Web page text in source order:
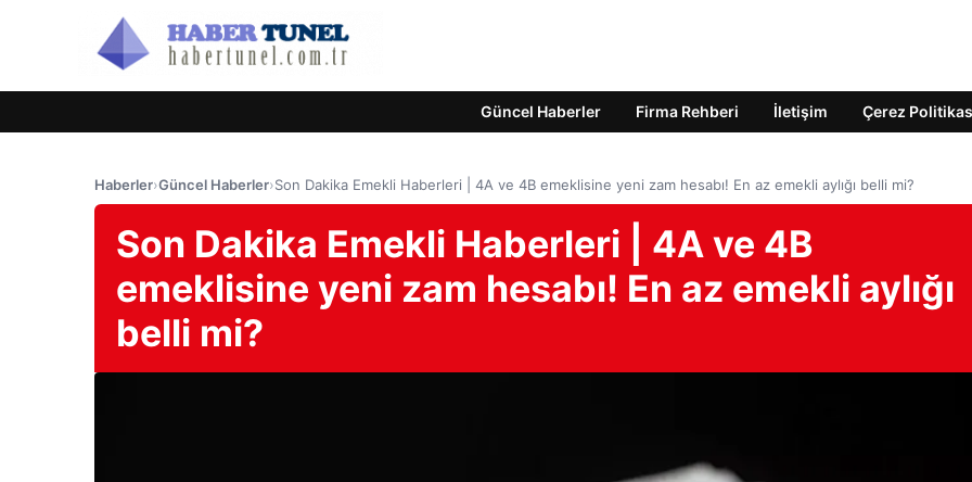
Güncel Haberler Firma Rehberi İletişim Çerez
Haberler›Güncel Haberler›Son Dakika Emekli Haberleri | 4A ve 4B emeklisine yeni zam hesabı! En az emekli aylığı belli mi?
Son Dakika Emekli Haberleri | 4A ve 4B
emeklisine yeni zam hesabı! En az emekli aylığı
belli mi?